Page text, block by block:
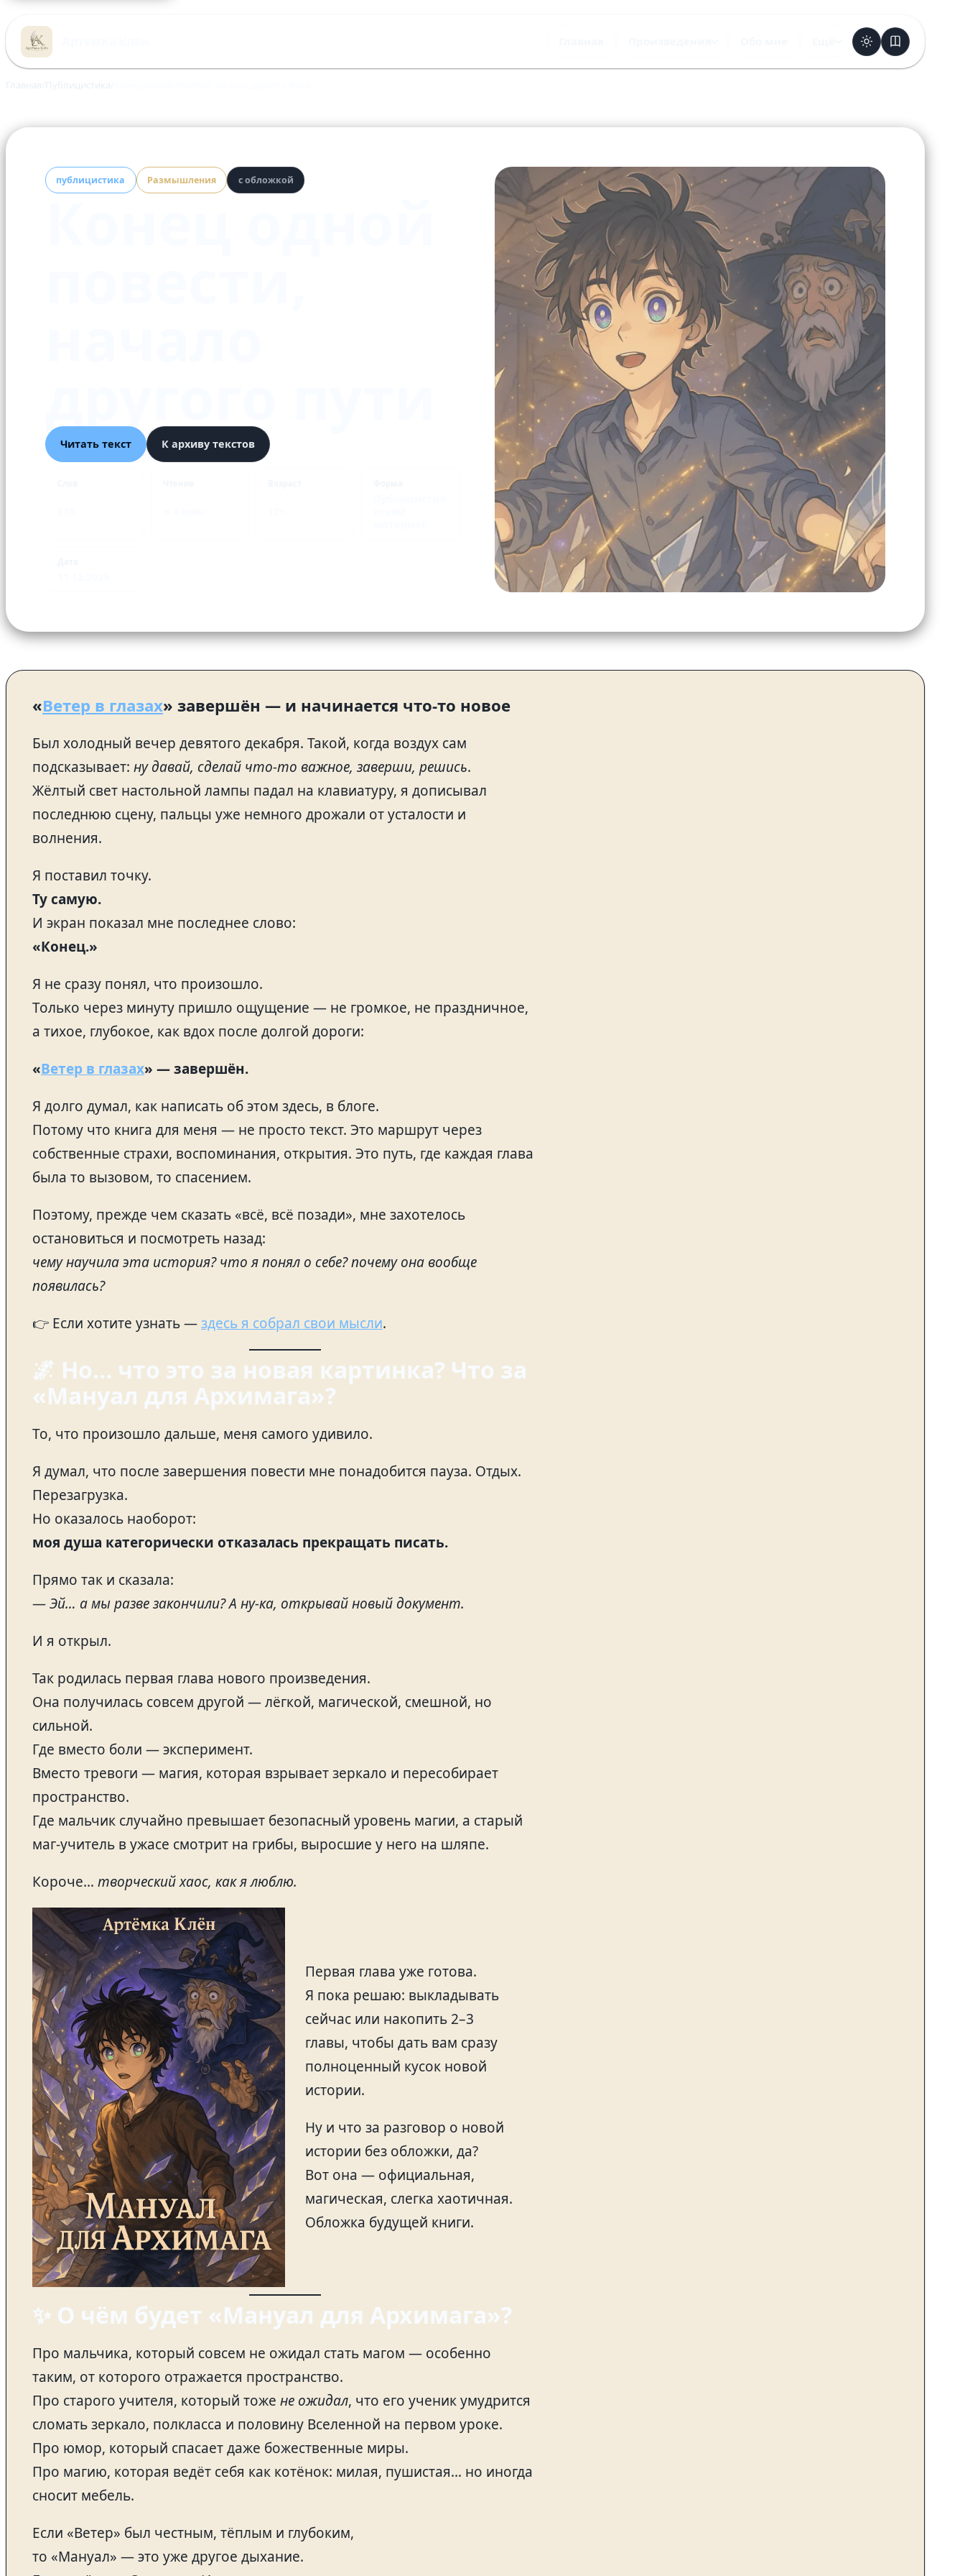
к
содержимому
публицистика Размышления с обложкой
Читать текст К архиву текстов
«Ветер в глазах» завершён — и начинается что-то новое
Был холодный вечер девятого декабря. Такой, когда воздух сам
подсказывает: ну давай, сделай что-то важное, заверши, решись.
Жёлтый свет настольной лампы падал на клавиатуру, я дописывал
последнюю сцену, пальцы уже немного дрожали от усталости и
волнения.
Я поставил точку.
Ту самую.
И экран показал мне последнее слово:
«Конец.»
Я не сразу понял, что произошло.
Только через минуту пришло ощущение — не громкое, не праздничное,
а тихое, глубокое, как вдох после долгой дороги:
«Ветер в глазах» — завершён.
Я долго думал, как написать об этом здесь, в блоге.
Потому что книга для меня — не просто текст. Это маршрут через
собственные страхи, воспоминания, открытия. Это путь, где каждая глава
была то вызовом, то спасением.
Поэтому, прежде чем сказать «всё, всё позади», мне захотелось
остановиться и посмотреть назад:
чему научила эта история? что я понял о себе? почему она вообще
появилась?
👉 Если хотите узнать —здесь я собрал свои мысли.
🌌 Но… что это за новая картинка? Что за
«Мануал для Архимага»?
То, что произошло дальше, меня самого удивило.
Я думал, что после завершения повести мне понадобится пауза. Отдых.
Перезагрузка.
Но оказалось наоборот:
моя душа категорически отказалась прекращать писать.
Прямо так и сказала:
—Эй… а мы разве закончили? А ну-ка, открывай новый документ.
И я открыл.
Так родилась первая глава нового произведения.
Она получилась совсем другой — лёгкой, магической, смешной, но
сильной.
Где вместо боли — эксперимент.
Вместо тревоги — магия, которая взрывает зеркало и пересобирает
пространство.
Где мальчик случайно превышает безопасный уровень магии, а старый
маг-учитель в ужасе смотрит на грибы, выросшие у него на шляпе.
Короче… творческий хаос, как я люблю.
Первая глава уже готова.
Я пока решаю: выкладывать
сейчас или накопить 2–3
главы, чтобы дать вам сразу
полноценный кусок новой
истории.
Ну и что за разговор о новой
истории без обложки, да?
Вот она — официальная,
магическая, слегка хаотичная.
Обложка будущей книги.
✨ О чём будет «Мануал для Архимага»?
Про мальчика, который совсем не ожидал стать магом — особенно
таким, от которого отражается пространство.
Про старого учителя, который тоже не ожидал, что его ученик умудрится
сломать зеркало, полкласса и половину Вселенной на первом уроке.
Про юмор, который спасает даже божественные миры.
Про магию, которая ведёт себя как котёнок: милая, пушистая… но иногда
сносит мебель.
Если «Ветер» был честным, тёплым и глубоким,
то «Мануал» — это уже другое дыхание.